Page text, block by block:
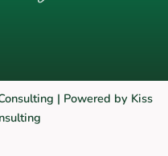
| Powered by Kiss